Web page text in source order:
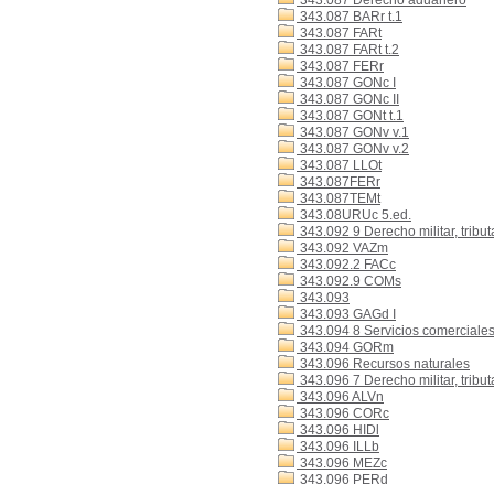
343.087 BARr t.1
343.087 FARt
343.087 FARt t.2
343.087 FERr
343.087 GONc I
343.087 GONc II
343.087 GONt t.1
343.087 GONv v.1
343.087 GONv v.2
343.087 LLOt
343.087FERr
343.087TEMt
343.08URUc 5.ed.
343.092 9 Derecho militar,
343.092 VAZm
343.092.2 FACc
343.092.9 COMs
343.093
343.093 GAGd I
343.094 8 Servicios comerciales
343.094 GORm
343.096 Recursos naturales
343.096 7 Derecho militar,
343.096 ALVn
343.096 CORc
343.096 HIDl
343.096 ILLb
343.096 MEZc
343.096 PERd